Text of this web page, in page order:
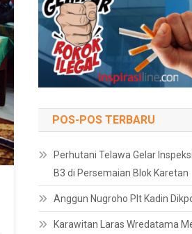
POS-POS TERBARU
Perhutani Telawa Gelar
B3 di Persemaian Blok Karetan
Anggun Nugroho Plt Kadin
Karawitan Laras Wredatama